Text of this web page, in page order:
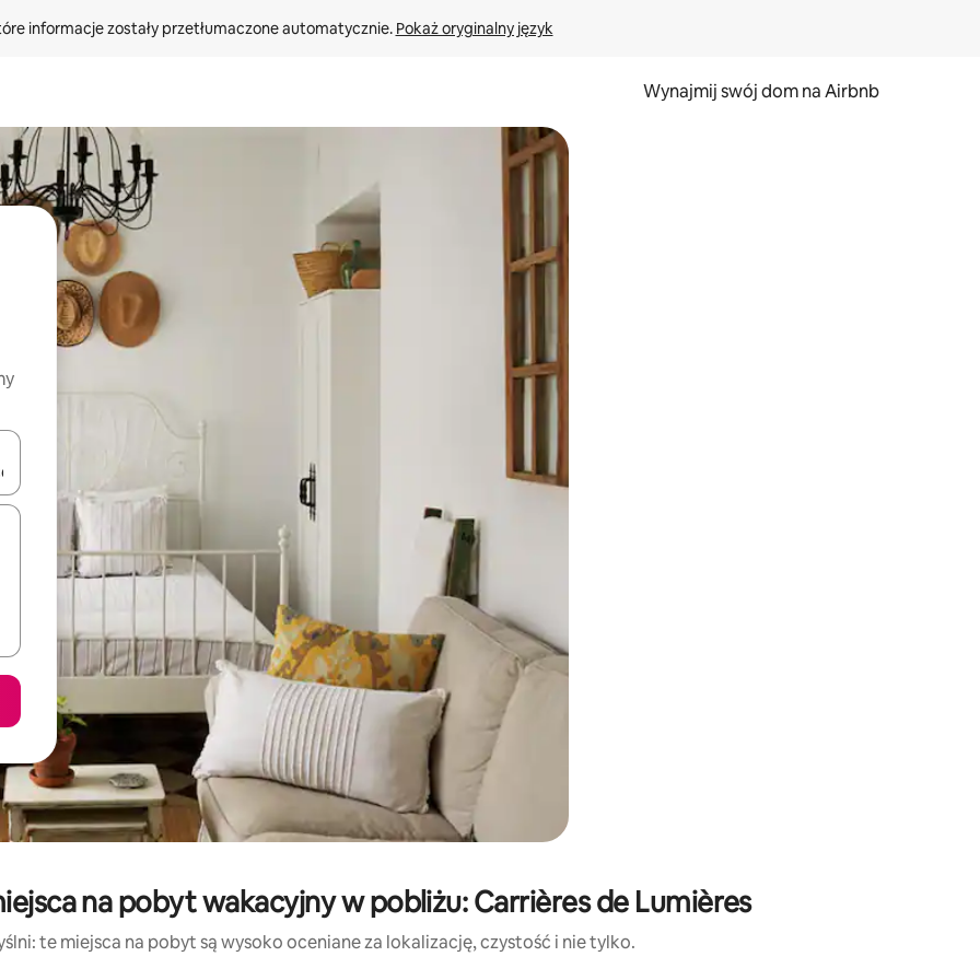
informacje zostały przetłumaczone automatycznie. Pokaż oryginalny język
Wynajmij swój dom na Airbnb
nich za pomocą klawiszy strzałek w górę i w dół lub przeglądać je za pomocą gestów dotykowych lub przesuwania.
na pobyt wakacyjny w pobliżu: Carrières de Lumières
te miejsca na pobyt są wysoko oceniane za lokalizację, czystość i nie tylko.